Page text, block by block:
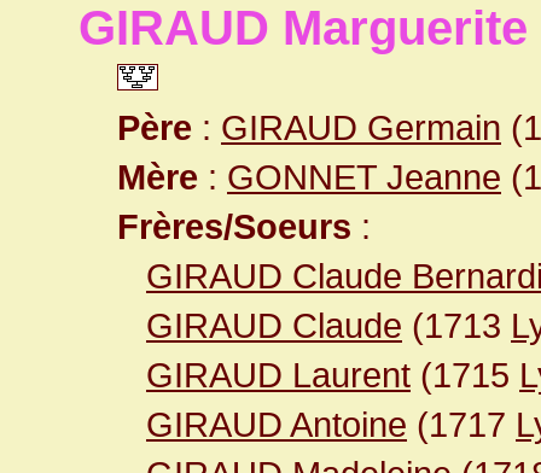
GIRAUD Marguerite
Père : GIRAUD Germain
Mère : GONNET Jeanne
Frères/Soeurs :
GIRAUD Claude
GIRAUD Claude (1713
GIRAUD Laurent (1715
GIRAUD Antoine (1717